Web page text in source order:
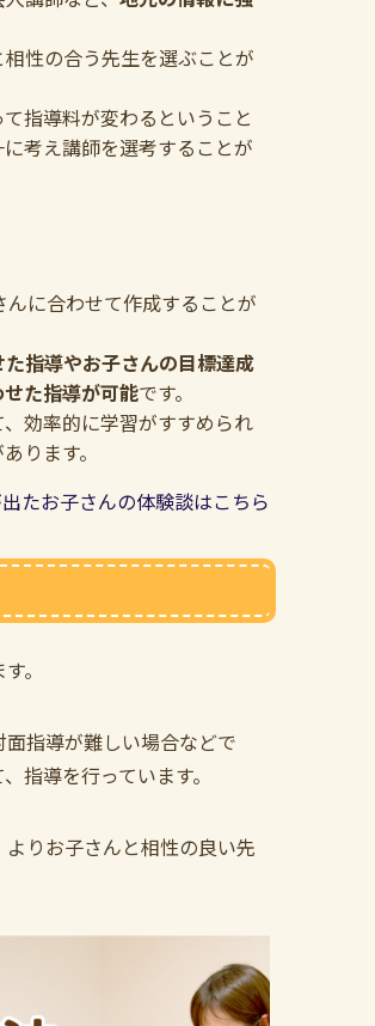
性の合う先生を選ぶことが
指導料が変わるということ
考え講師を選考することが
に合わせて作成することが
指導やお子さんの目標達成
た指導が可能です。
効率的に学習がすすめられ
ります。
たお子さんの体験談はこちら
。
指導が難しい場合などで
指導を行っています。
りお子さんと相性の良い先